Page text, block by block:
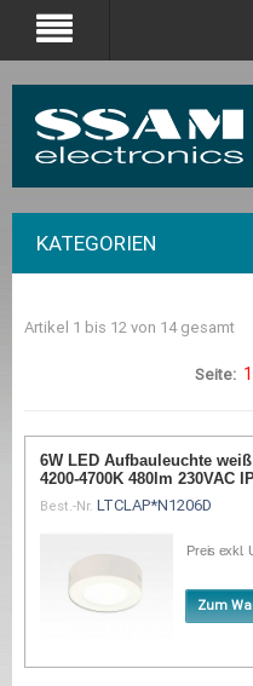
KATEGORIEN
Artikel 1 bis 12 von 14 gesamt
Seite: 1
6W LED Aufbauleuchte
4200-4700K 480lm 230VAC
Best.-Nr. LTCLAP*N1206D
Preis exkl.
Zum